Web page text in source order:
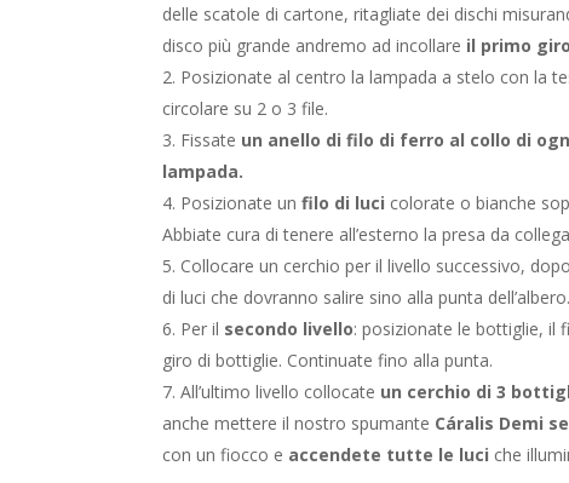
delle scatole di cartone, ritagliate dei dischi
disco più grande andremo ad incollare il primo
Posizionate al centro la lampada a stelo con la
circolare su 2 o 3 file.
Fissate un anello di filo di ferro al collo di
lampada.
Posizionate unfilo di luci colorate o bianche
Abbiate cura di tenere all’esterno la presa da
Collocare un cerchio per il livello successivo,
di luci che dovranno salire sino alla punta dell’albero.
Per il secondo livello: posizionate le bottiglie, il
giro di bottiglie. Continuate fino alla punta.
All’ultimo livello collocate un cerchio di 3
anche mettere il nostro spumante Cáralis Demi
con un fiocco e accendete tutte le luci che